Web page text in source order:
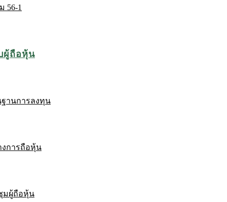
56-1
ผู้ถือหุ้น
านการลงทุน
งการถือหุ้น
มผู้ถือหุ้น